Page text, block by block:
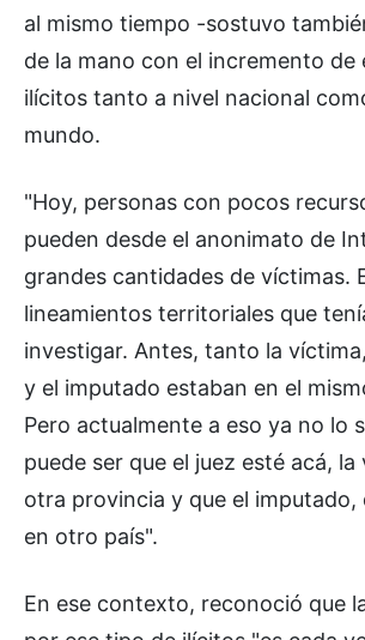
al mismo tiempo -sostuvo
de la mano con el incremento de
ilícitos tanto a nivel nacional
mundo.
"Hoy, personas con pocos
pueden desde el anonimato de
grandes cantidades de víctimas.
lineamientos territoriales que
investigar. Antes, tanto la
y el imputado estaban en el
Pero actualmente a eso ya no lo
puede ser que el juez esté acá, la
otra provincia y que el imputado,
en otro país".
En ese contexto, reconoció que